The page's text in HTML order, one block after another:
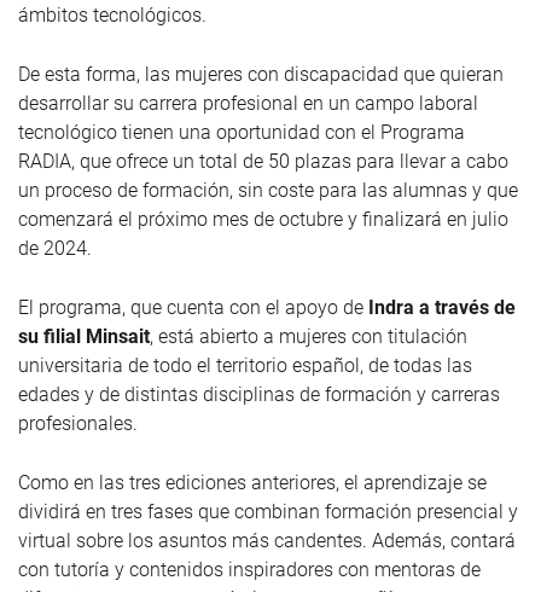
ámbitos tecnológicos.
De esta forma, las mujeres con discapacidad que quieran
desarrollar su carrera profesional en un campo laboral
tecnológico tienen una oportunidad con el Programa
RADIA, que ofrece un total de 50 plazas para llevar a cabo
un proceso de formación, sin coste para las alumnas y que
comenzará el próximo mes de octubre y finalizará en julio
de 2024.
El programa, que cuenta con el apoyo de Indra a través de
su filial Minsait, está abierto a mujeres con titulación
universitaria de todo el territorio español, de todas las
edades y de distintas disciplinas de formación y carreras
profesionales.
Como en las tres ediciones anteriores, el aprendizaje se
dividirá en tres fases que combinan formación presencial y
virtual sobre los asuntos más candentes. Además, contará
con tutoría y contenidos inspiradores con mentoras de